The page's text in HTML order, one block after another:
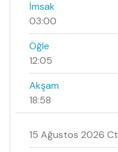
İmsak
03:00
Öğle
12:05
Akşam
18:58
15 Ağustos 2026 Ct